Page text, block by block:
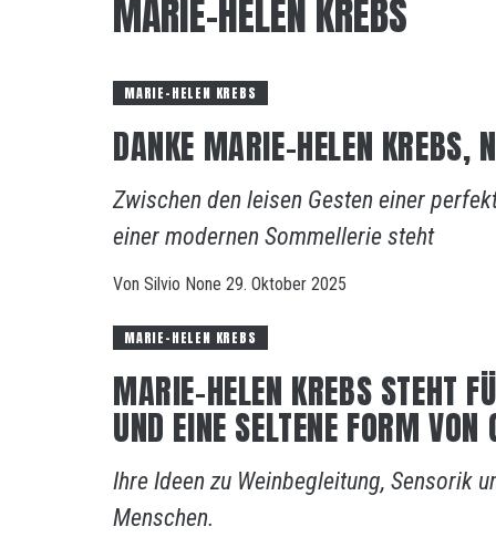
MARIE-HELEN KREBS
MARIE-HELEN KREBS
DANKE MARIE-HELEN KREBS,
Zwischen den leisen Gesten einer
einer modernen Sommellerie steht
Von Silvio None 29. Oktober 2025
MARIE-HELEN KREBS
MARIE-HELEN KREBS STEHT
UND EINE SELTENE FORM
Ihre Ideen zu Weinbegleitung, Sensorik
Menschen.